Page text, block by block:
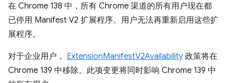
在 Chrome 138 中，所有 Chrome 渠道的所有用户现在都
已停用 Manifest V2 扩展程序。用户无法再重新启用这些扩
展程序。
对于企业用户， ExtensionManifestV2Availability 政策将在
Chrome 139 中移除。此项变更将同时影响 Chrome 139 中